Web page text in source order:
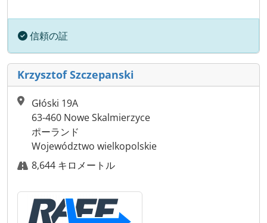
信頼の証
Krzysztof Szczepanski
Głóski 19A
63-460 Nowe Skalmierzyce
ポーランド
Województwo wielkopolskie
8,644 キロメートル